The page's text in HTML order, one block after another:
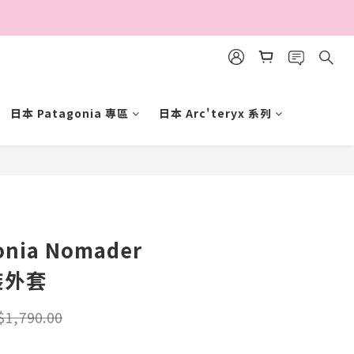
日本 Patagonia 專區 日本 Arc'teryx 系列
Nomader
套